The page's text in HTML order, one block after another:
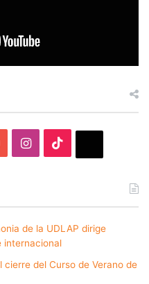
YouTubeInstagram
de la UDLAP dirige
internacional
del Curso de Verano de